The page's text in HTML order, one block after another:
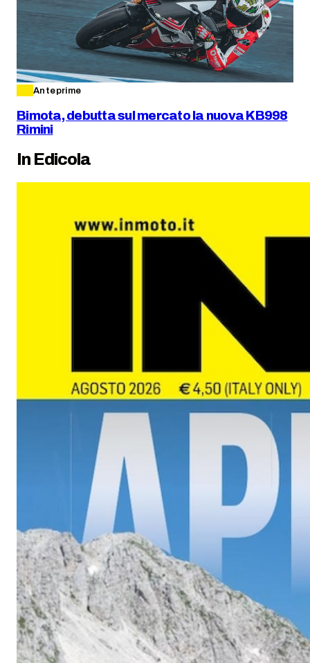
Anteprime
Bimota, debutta sul mercato la nuova KB998
Rimini
In Edicola